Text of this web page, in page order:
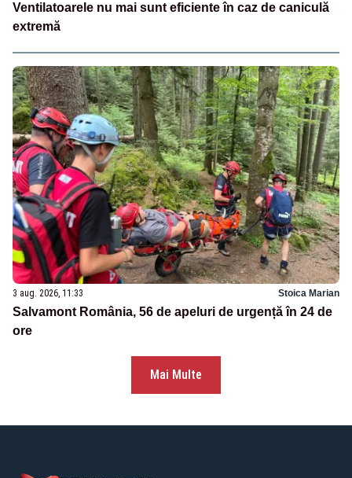
Ventilatoarele nu mai sunt eficiente în caz de caniculă
extremă
3 aug. 2026, 11:33 Stoica Marian
Salvamont România, 56 de apeluri de urgență în 24 de
ore
Mai Multe